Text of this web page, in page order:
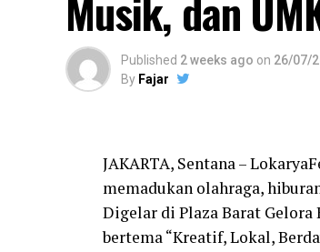
Published 2 weeks ago on 26/07/
By Fajar
JAKARTA, Sentana –
memadukan olahraga,
Digelar di Plaza Barat Gelora
bertema “Kreatif, Lokal,